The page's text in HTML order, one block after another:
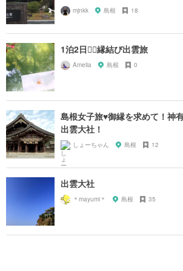
mjnkk 島根 18
1泊2日❤️‍🔥縁結び出雲旅
Amelia 島根 0
島根女子旅♥︎御縁を求めて！神
出雲大社！
しょーちゃん 島根 12
出雲大社
＊mayumi＊ 島根 35